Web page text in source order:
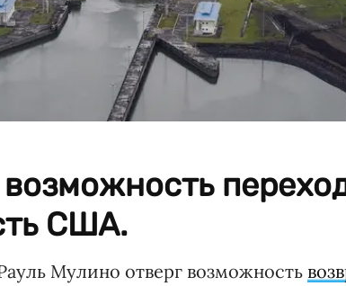
США.
Мулино отверг возможность